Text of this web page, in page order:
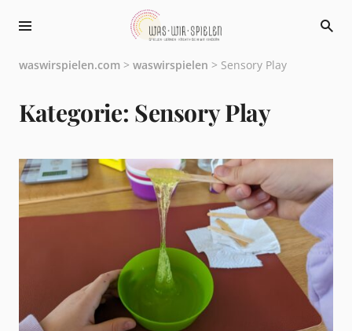
waswirspielen.com > waswirspielen > Sensory Play
Kategorie: Sensory Play